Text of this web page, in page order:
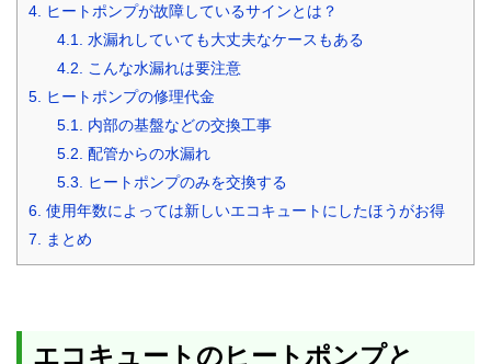
4.
ヒートポンプが故障しているサインとは？
4.1.
水漏れしていても大丈夫なケースもある
4.2.
こんな水漏れは要注意
5.
ヒートポンプの修理代金
5.1.
内部の基盤などの交換工事
5.2. 配管からの水漏れ
5.3.
ヒートポンプのみを交換する
6. 使用年数によっては新しいエコキュートにしたほうがお得
7.
まとめ
エコキュートのヒートポンプと